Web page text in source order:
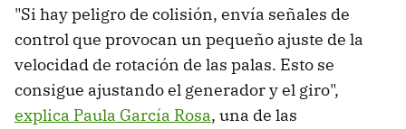
"Si hay peligro de colisión, envía señales de
control que provocan un pequeño ajuste de la
velocidad de rotación de las palas. Esto se
consigue ajustando el generador y el giro",
explica Paula García Rosa, una de las